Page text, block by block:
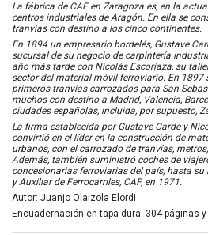
La fábrica de CAF en Zaragoza es, en la
centros industriales de Aragón. En ella se
tranvías con destino a los cinco continentes.
En 1894 un empresario bordelés, Gustave
sucursal de su negocio de carpintería
año más tarde con Nicolás Escoriaza, su
sector del material móvil ferroviario. En 1897
primeros tranvías carrozados para San
muchos con destino a Madrid, Valencia,
ciudades españolas, incluida, por supuesto,
La firma establecida por Gustave Carde y
convirtió en el líder en la construcción de
urbanos, con el carrozado de tranvías,
Además, también suministró coches de
concesionarias ferroviarias del país, hasta
y Auxiliar de Ferrocarriles, CAF, en 1971.
Autor: Juanjo Olaizola Elordi
Encuadernación en tapa dura. 304 páginas